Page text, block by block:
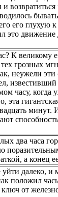
его глухую
это
К великому
грозных
неужели
известивший
часу, когда
эта
минут.
два часа
а конец
далеко, и
положил
ключ от